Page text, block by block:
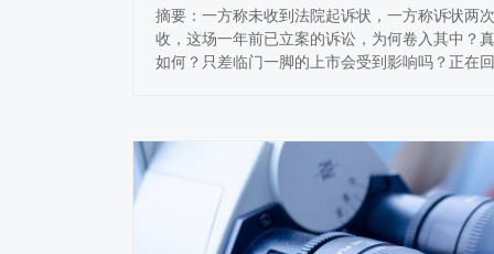
摘要：一方称未收到法院起诉状，一方称诉状两
收，这场一年前已立案的诉讼，为何卷入其中？
如何？只差临门一脚的上市会受到影响吗？正在